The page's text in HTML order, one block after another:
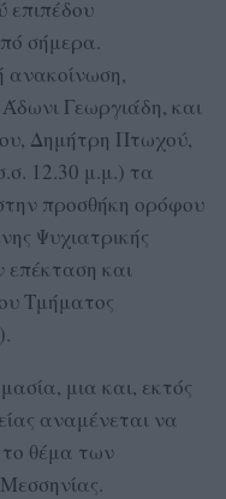
επιπέδου
σήμερα.
ανακοίνωση,
Γεωργιάδη, και
Δημήτρη Πτωχού,
12.30 μ.μ.) τα
προσθήκη ορόφου
Ψυχιατρικής
επέκταση και
Τμήματος
μια και, εκτός
αναμένεται να
το θέμα των